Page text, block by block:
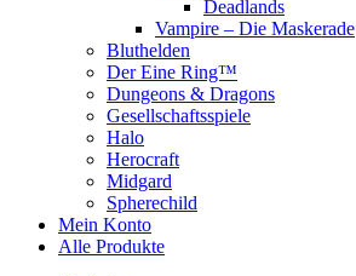
Deadlands
Vampire – Die Maskerade
Bluthelden
Der Eine Ring™
Dungeons & Dragons
Gesellschaftsspiele
Halo
Herocraft
Midgard
Spherechild
Mein Konto
Alle Produkte